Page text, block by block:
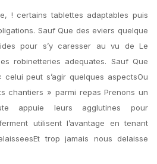
! certains tablettes adaptables puis
Sauf Que des eviers quelque
pour s’y caresser au vu de Le
robinetteries adequates. Sauf Que
peut s’agir quelques aspectsOu
chantiers » parmi repas Prenons un
appuie leurs agglutines pour
utilisent l’avantage en tenant
trop jamais nous delaisse